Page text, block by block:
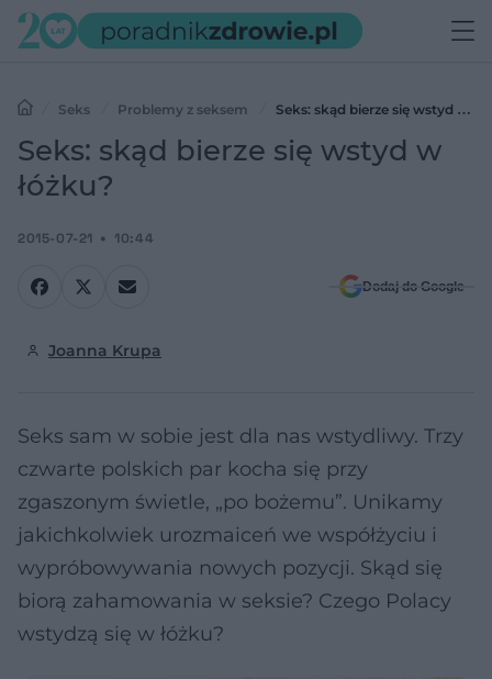
Seks Problemy z seksem
Seks: skąd bierze się wstyd w
łóżku?
Seks: skąd bierze się wstyd w
łóżku?
2015-07-21 10:44
Dodaj do Google
Joanna Krupa
Seks sam w sobie jest dla nas wstydliwy. Trzy
czwarte polskich par kocha się przy
zgaszonym świetle, „po bożemu”. Unikamy
jakichkolwiek urozmaiceń we współżyciu i
wypróbowywania nowych pozycji. Skąd się
biorą zahamowania w seksie? Czego Polacy
wstydzą się w łóżku?